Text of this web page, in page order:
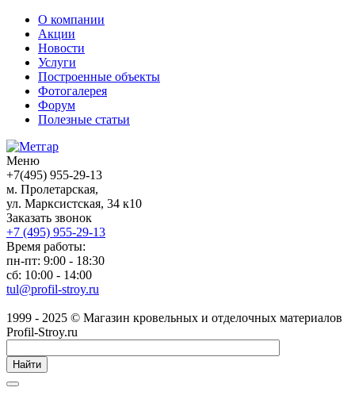
О компании
Акции
Новости
Услуги
Построенные объекты
Фотогалерея
Форум
Полезные статьи
Меню
+7(495) 955-29-13
м. Пролетарская,
ул. Марксистская, 34 к10
Заказать звонок
+7 (495) 955-29-13
Время работы:
пн-пт: 9:00 - 18:30
сб: 10:00 - 14:00
tul@profil-stroy.ru
1999 - 2025 © Магазин кровельных и отделочных материалов
Profil-Stroy.ru
Найти